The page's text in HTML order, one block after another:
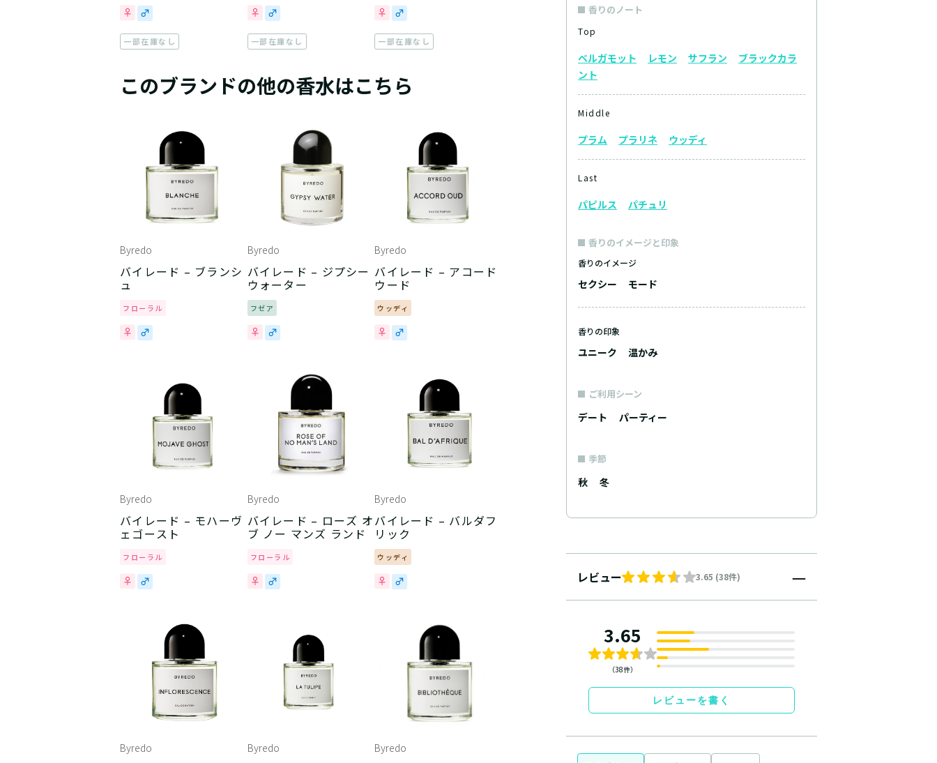
香りのノート
Top
ベルガモット レモン サフラン
ブラックカラ
ント
Middle
プラム プラリネ ウッディ
Last
パピルス パチュリ
香りのイメージと印象
香りのイメージ
セクシー モード
香りの印象
ユニーク 温かみ
ご利用シーン
デート パーティー
季節
秋 冬
レビュー 3.65 (38件)
3.65
（38件）
レビューを書く
一部在庫なし 一部在庫なし 一部在庫なし
このブランドの他の香水はこちら
Byredo
バイレード – ブランシ
ュ
フローラル
Byredo
バイレード – ジプシー
ウォーター
フゼア
Byredo
バイレード – アコード
ウード
ウッディ
Byredo
バイレード – モハーヴ
ェゴースト
フローラル
Byredo
バイレード – ローズ オ
ブ ノー マンズ ランド
フローラル
Byredo
バイレード – バルダフ
リック
ウッディ
Byredo Byredo Byredo